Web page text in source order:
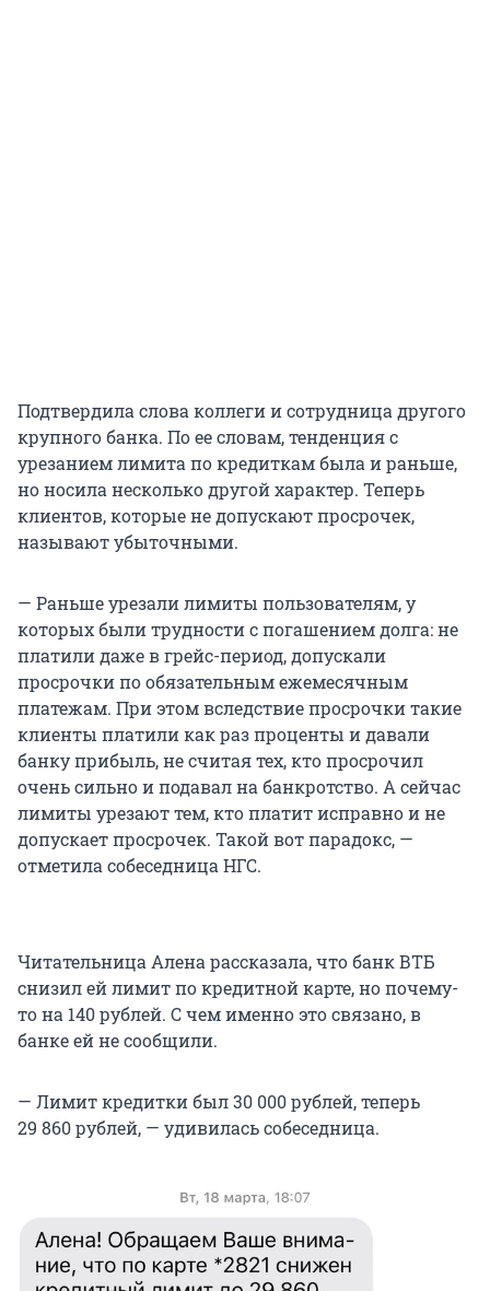
Подтвердила слова коллеги и сотрудница другого
крупного банка. По ее словам, тенденция с
урезанием лимита по кредиткам была и раньше,
но носила несколько другой характер. Теперь
клиентов, которые не допускают просрочек,
называют убыточными.
— Раньше урезали лимиты пользователям, у
которых были трудности с погашением долга: не
платили даже в грейс-период, допускали
просрочки по обязательным ежемесячным
платежам. При этом вследствие просрочки такие
клиенты платили как раз проценты и давали
банку прибыль, не считая тех, кто просрочил
очень сильно и подавал на банкротство. А сейчас
лимиты урезают тем, кто платит исправно и не
допускает просрочек. Такой вот парадокс, —
отметила собеседница НГС.
Читательница Алена рассказала, что банк ВТБ
снизил ей лимит по кредитной карте, но почему-
то на 140 рублей. С чем именно это связано, в
банке ей не сообщили.
— Лимит кредитки был 30 000 рублей, теперь
29 860 рублей, — удивилась собеседница.